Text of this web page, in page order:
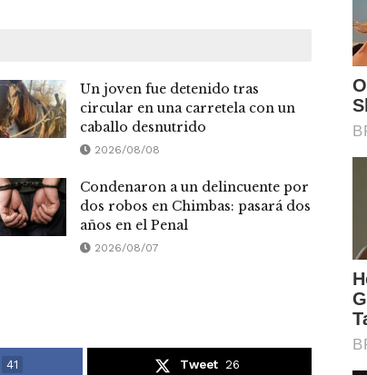
Un joven fue detenido tras
circular en una carretela con un
caballo desnutrido
2026/08/08
Condenaron a un delincuente por
dos robos en Chimbas: pasará dos
años en el Penal
2026/08/07
41 Tweet 26